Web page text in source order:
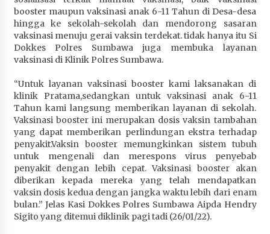
Penurunan Stunting di Sumbawa
4 minggu ago
Wabup Ansori Apresiasi Rekomendasi dan
Pandangan Fraksi – Fraksi DPRD Sumbawa
Bupati Sumbawa Lepas 487 Atlet dari Berbagai
Cabor yang Akan Berjuang pada PORPROV XII
NTB 2026
4 minggu ago
BAZNAS Kabupaten Sumbawa Salurkan Bantuan
Program 100 Mustahik Per Desa di Desa Teluk
Santong
4 minggu ago
booster maupun vaksinasi anak 6-11 Tahun di Desa-desa
hingga ke sekolah-sekolah dan mendorong sasaran
vaksinasi menuju gerai vaksin terdekat. tidak hanya itu Si
Dokkes Polres Sumbawa juga membuka layanan
vaksinasi di Klinik Polres Sumbawa.
“Untuk layanan vaksinasi booster kami laksanakan di
klinik Pratama,sedangkan untuk vaksinasi anak 6-11
Tahun kami langsung memberikan layanan di sekolah.
Vaksinasi booster ini merupakan dosis vaksin tambahan
yang dapat memberikan perlindungan ekstra terhadap
penyakit.Vaksin booster memungkinkan sistem tubuh
untuk mengenali dan merespons virus penyebab
penyakit dengan lebih cepat. Vaksinasi booster akan
diberikan kepada mereka yang telah mendapatkan
vaksin dosis kedua dengan jangka waktu lebih dari enam
bulan.” Jelas Kasi Dokkes Polres Sumbawa Aipda Hendry
Sigito yang ditemui diklinik pagi tadi (26/01/22).